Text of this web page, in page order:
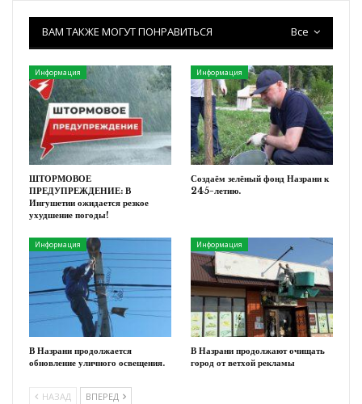
Все
ВАМ ТАКЖЕ МОГУТ ПОНРАВИТЬСЯ
Информация
ШТОРМОВОЕ
ПРЕДУПРЕЖДЕНИЕ: В
Ингушетии ожидается резкое
ухудшение погоды!
Информация
Создаём зелёный фонд Назрани к
245-летию.
Информация
В Назрани продолжается
обновление уличного освещения.
Информация
В Назрани продолжают очищать
город от ветхой рекламы
НАЗАД ВПЕРЕД